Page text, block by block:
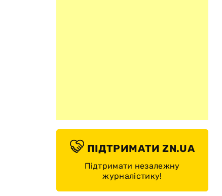
ПІДТРИМАТИ ZN.UA
Підтримати незалежну
журналістику!